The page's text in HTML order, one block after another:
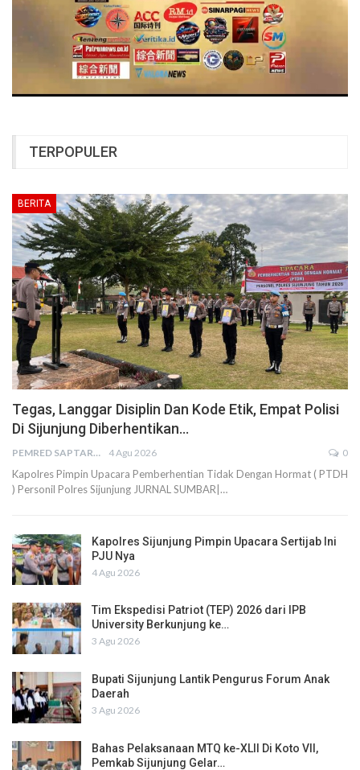
TERPOPULER
BERITA
Tegas, Langgar Disiplin Dan Kode Etik, Empat Polisi
Di Sijunjung Diberhentikan…
PEMRED SAPTARIUS 4 Agu 2026 0
Kapolres Pimpin Upacara Pemberhentian Tidak Dengan Hormat ( PTDH
) Personil Polres Sijunjung JURNAL SUMBAR|…
Kapolres Sijunjung Pimpin Upacara Sertijab Ini
PJU Nya
4 Agu 2026
Tim Ekspedisi Patriot (TEP) 2026 dari IPB
University Berkunjung ke…
3 Agu 2026
Bupati Sijunjung Lantik Pengurus Forum Anak
Daerah
3 Agu 2026
Bahas Pelaksanaan MTQ ke-XLII Di Koto VII,
Pemkab Sijunjung Gelar…